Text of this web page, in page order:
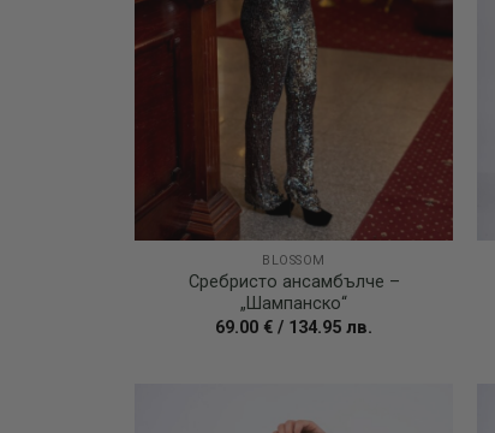
BLOSSOM
Сребристо ансамбълче –
„Шампанско“
69.00 € / 134.95 лв.